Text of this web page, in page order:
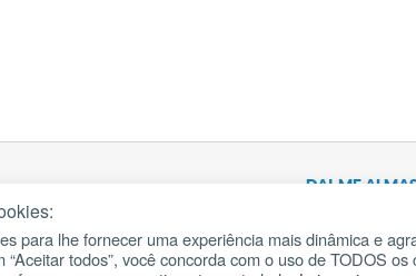
DAI-ME ALMAS
– 2026
para lhe fornecer uma experiência mais dinâmica e
todos”, você concorda com o uso de TODOS